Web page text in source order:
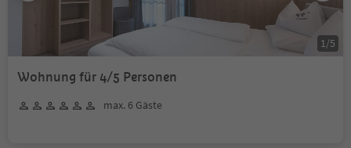
Wohnung für 4/5 Personen
max. 6 Gäste
1/5